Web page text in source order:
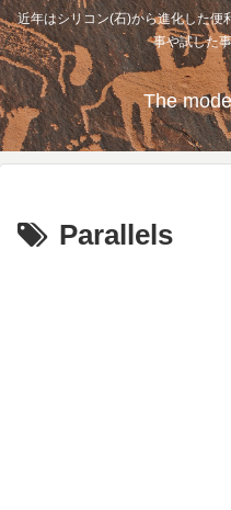
近年はシリコン(石)から進化した便
事や試した
The
Parallels